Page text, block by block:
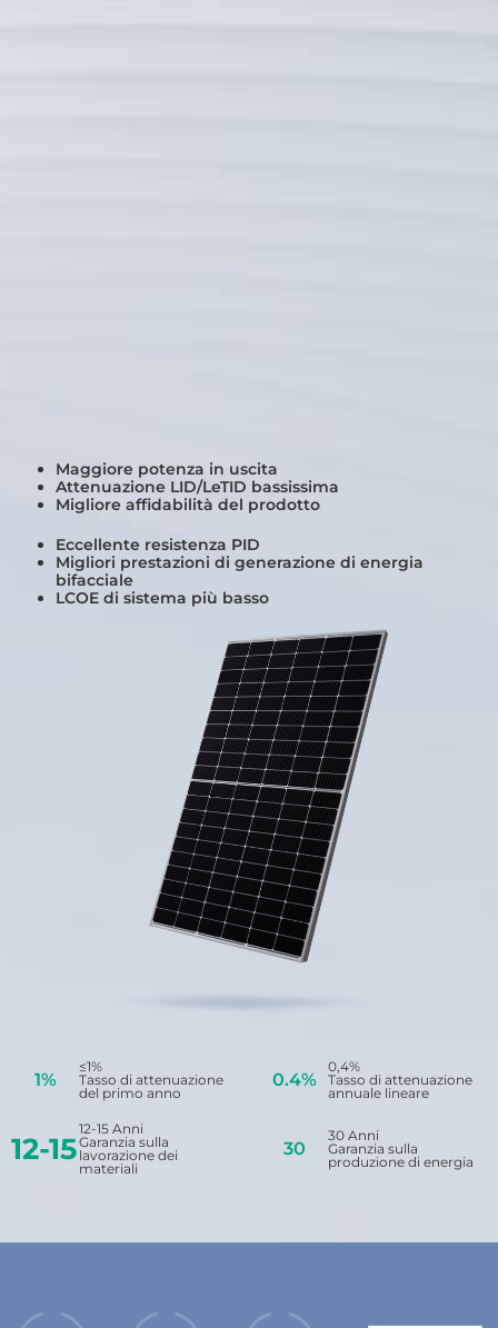
Maggiore potenza in uscita
Attenuazione LID/LeTID bassissima
Migliore affidabilità del prodotto
Eccellente resistenza PID
Migliori prestazioni di generazione di energia
bifacciale
LCOE di sistema più basso
1%
≤1%
Tasso di attenuazione
del primo anno
0.4%
0,4%
Tasso di attenuazione
annuale lineare
12-15
12-15 Anni
Garanzia sulla
lavorazione dei
materiali
30
30 Anni
Garanzia sulla
produzione di energia